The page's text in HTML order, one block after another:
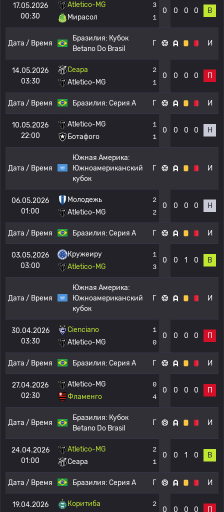
17.05.2026
00:30
Atletico-MG
Мирасол
3
1
0 0 0 0 В
Дата / Время
Бразилия: Кубок
Betano Do Brasil
Г И
14.05.2026
03:30
Сеара
Atletico-MG
2
1
0 0 0 0 П
Дата / Время Бразилия: Серия А Г И
10.05.2026
22:00
Atletico-MG
Ботафого
1
1
0 0 0 0 Н
Дата / Время
Южная Америка:
Южноамериканский
кубок
Г И
06.05.2026
01:00
Молодежь
Atletico-MG
2
2
0 0 0 0 Н
Дата / Время Бразилия: Серия А Г И
03.05.2026
03:00
Кружеиру
Atletico-MG
1
3
0 0 1 0 В
Дата / Время
Южная Америка:
Южноамериканский
кубок
Г И
30.04.2026
03:30
Cienciano
Atletico-MG
1
0
0 0 0 0 П
Дата / Время Бразилия: Серия А Г И
27.04.2026
02:30
Atletico-MG
Фламенго
0
4
0 0 0 0 П
Дата / Время
Бразилия: Кубок
Betano Do Brasil
Г И
24.04.2026
01:00
Atletico-MG
Сеара
2
1
0 0 1 0 В
Дата / Время Бразилия: Серия А Г И
19.04.2026
Коритиба 2
0 0 0 0 П